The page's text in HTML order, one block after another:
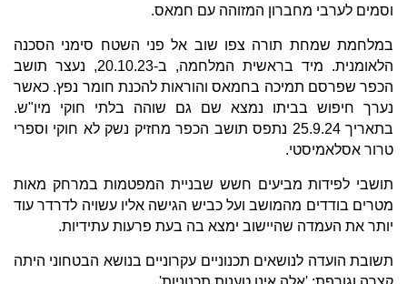
וסמים לערבי מחברון המזוהה עם חמאס.
במלחמת שמחת תורה צפו שוב אל פני השטח סימני הסכנה
הלאומנית. מיד בראשית המלחמה, ב-20.10.23, נעצר תושב
הכפר שפרסם תמיכה בחמאס והוראות להכנת חומר נפץ. כאשר
נערך חיפוש בביתו נמצא שם גם שוהה בלתי חוקי מיו"ש.
בתאריך 25.9.24 נתפס תושב הכפר מחזיק נשק לא חוקי וספרי
טרור אסלאמיסטי.
תושבי לפידות מביעים חשש שבניית המפטמות במרחק מאות
מטרים בודדים מהמושב ועל כביש הגישה אליו עשויה לדרדר עוד
יותר את העמדה שהיישוב ימצא בה בעת פרעות עתידיות.
תשובת הועדה לנושאים תכנוניים עקרוניים בנושא הבטחוני היתה